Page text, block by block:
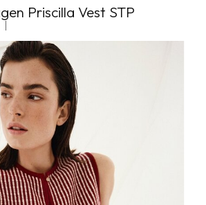
Priscilla Vest STP